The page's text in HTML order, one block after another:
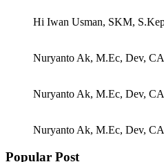
Hi Iwan Usman, SKM,
Nuryanto Ak, M.Ec, Dev, CA
Nuryanto Ak, M.Ec, Dev, CA
Nuryanto Ak, M.Ec, Dev, CA
Popular Post